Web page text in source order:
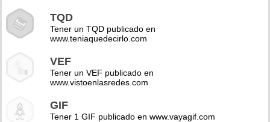
TQD
Tener un TQD publicado en
www.teniaquedecirlo.com
VEF
Tener un VEF publicado en
www.vistoenlasredes.com
GIF
Tener 1 GIF publicado en www.vayagif.com